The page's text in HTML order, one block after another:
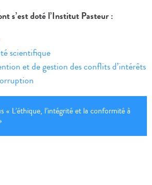
s’est doté l’Institut Pasteur :
scientifique
et de gestion des conflits d’intérêts
« L’éthique, l’intégrité et la conformité à